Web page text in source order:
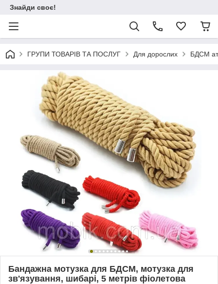
Знайди своє!
ГРУПИ ТОВАРІВ ТА ПОСЛУГ Для дорослих БДСМ
Бандажна мотузка для БДСМ, мотузка для
зв'язування, шибарі, 5 метрів фіолетова